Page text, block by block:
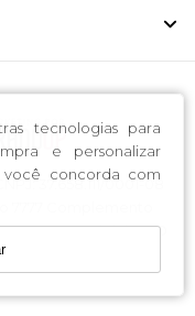
tecnologias para
e personalizar
você concorda com
37.658.111/0001-08
7777 Complemento
GALO Município RIO